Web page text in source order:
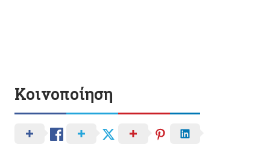
Κοινοποίηση